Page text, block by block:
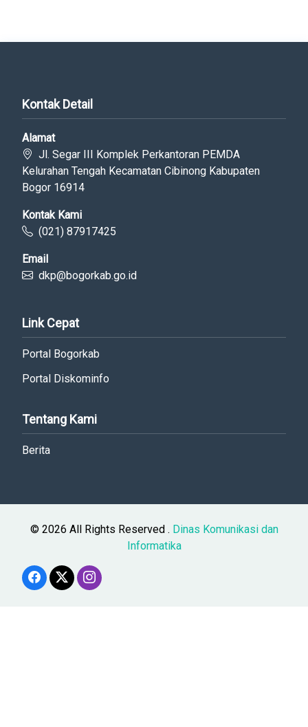
Kontak Detail
Alamat
Jl. Segar III Komplek Perkantoran PEMDA
Kelurahan Tengah Kecamatan Cibinong Kabupaten
Bogor 16914
Kontak Kami
(021) 87917425
Email
dkp@bogorkab.go.id
Link Cepat
Portal Bogorkab
Portal Diskominfo
Tentang Kami
Berita
© 2026 All Rights Reserved . Dinas Komunikasi dan
Informatika